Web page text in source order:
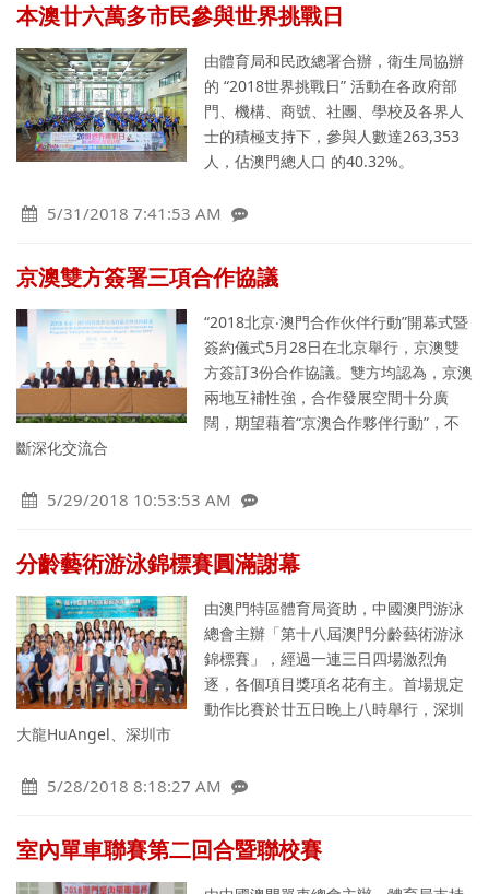
本澳廿六萬多市民參與世界挑戰日
由體育局和民政總署合辦，衛生局協辦
的 “2018世界挑戰日” 活動在各政府部
門、機構、商號、社團、學校及各界人
士的積極支持下，參與人數達263,353
人，佔澳門總人口 的40.32%。
5/31/2018 7:41:53 AM
京澳雙方簽署三項合作協議
“2018北京‧澳門合作伙伴行動”開幕式暨
簽約儀式5月28日在北京舉行，京澳雙
方簽訂3份合作協議。雙方均認為，京澳
兩地互補性強，合作發展空間十分廣
闊，期望藉着“京澳合作夥伴行動”，不
斷深化交流合
5/29/2018 10:53:53 AM
分齡藝術游泳錦標賽圓滿謝幕
由澳門特區體育局資助，中國澳門游泳
總會主辦「第十八屆澳門分齡藝術游泳
錦標賽」，經過一連三日四場激烈角
逐，各個項目獎項名花有主。首場規定
動作比賽於廿五日晚上八時舉行，深圳
大龍HuAngel、深圳市
5/28/2018 8:18:27 AM
室內單車聯賽第二回合暨聯校賽